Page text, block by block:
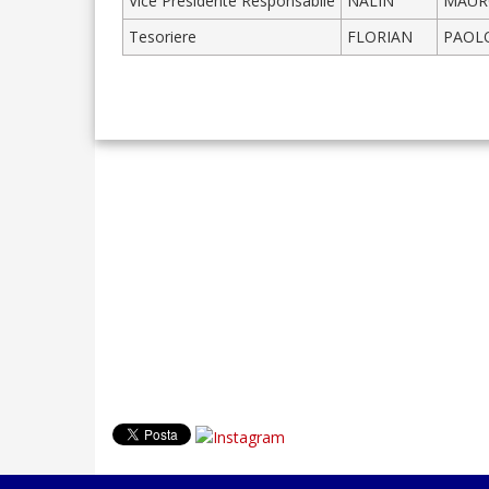
Tesoriere
FLORIAN